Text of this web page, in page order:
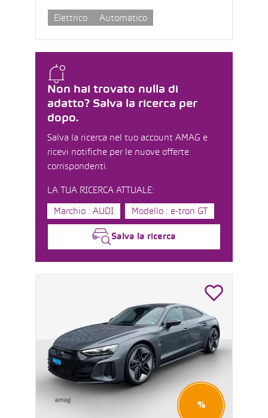
Non hai trovato nulla di
adatto? Salva la ricerca per
dopo.
Salva la ricerca nel tuo account AMAG e
ricevi notifiche per le nuove offerte
corrispondenti.
LA TUA RICERCA ATTUALE:
Marchio : AUDI Modello : e-tron GT
Salva la ricerca
Elettrico Automatico
%